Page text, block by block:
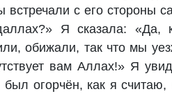
с его стороны
Я сказала:
обижали, так что мы
вам Аллах!» Я
огорчён, как я